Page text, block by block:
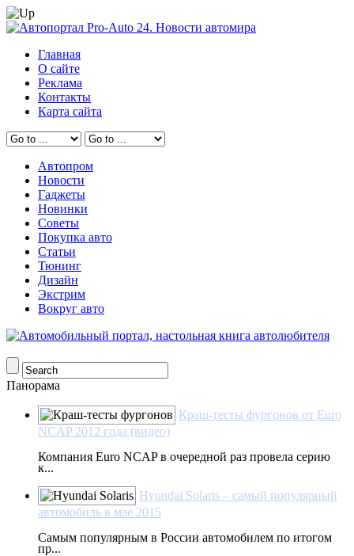
Главная
О сайте
Реклама
Контакты
Карта сайта
Автопром
Новости
Гаджеты
Новинки
Советы
Покупка авто
Статьи
Тюнинг
Дизайн
Экстрим
Вокруг авто
Панорама
Краш-тесты фургонов от Euro
NCAP 2012 года (видео)
Компания Euro NCAP в очередной раз провела серию
к...
Hyundai Solaris – самый популярный
автомобиль в мае 2015
Самым популярным в России автомобилем по итогом
пр...